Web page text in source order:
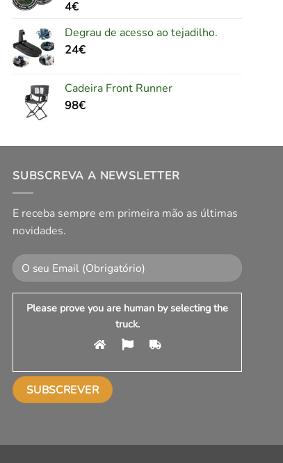
4€
Degrau de acesso ao tejadilho.
24€
Cadeira Front Runner
98€
SUBSCREVA A NEWSLETTER
E receba sempre em primeira mão as últimas
novidades.
Please prove you are human by selecting the
truck.